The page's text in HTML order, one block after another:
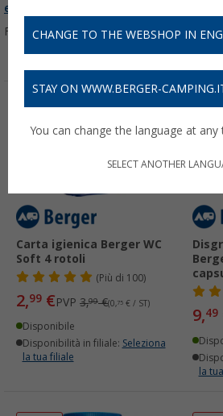
e fluidi sanitari
Filtrare per:
Carta igienica Berger WC
Soft 4 rotoli
(Più di 100)
2,99 €PVP 3,99€(0,75 € / ST)
Disponibile
Disponibilità in filiale: Seleziona
la tua filiale
9,49
la
CHANGE TO THE WEBSHOP IN
STAY ON WWW.BERGER-
You can change the language at
SELECT ANOTHER